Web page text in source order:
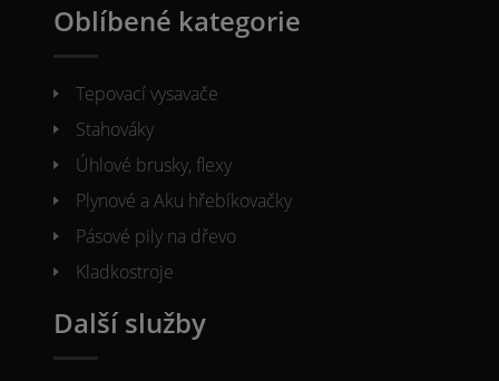
Oblíbené kategorie
Tepovací vysavače
Stahováky
Úhlové brusky, flexy
Plynové a Aku hřebíkovačky
Pásové pily na dřevo
Kladkostroje
Další služby